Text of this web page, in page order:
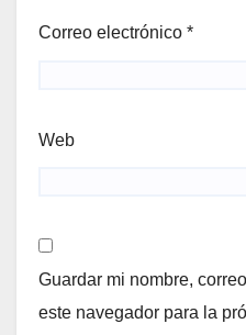
Correo electrónico *
Web
Guardar mi nombre,
este navegador para la